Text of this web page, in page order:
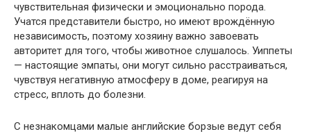
чувствительная физически и эмоционально порода.
Учатся представители быстро, но имеют врождённую
независимость, поэтому хозяину важно завоевать
авторитет для того, чтобы животное слушалось. Уиппеты
— настоящие эмпаты, они могут сильно расстраиваться,
чувствуя негативную атмосферу в доме, реагируя на
стресс, вплоть до болезни.
С незнакомцами малые английские борзые ведут себя